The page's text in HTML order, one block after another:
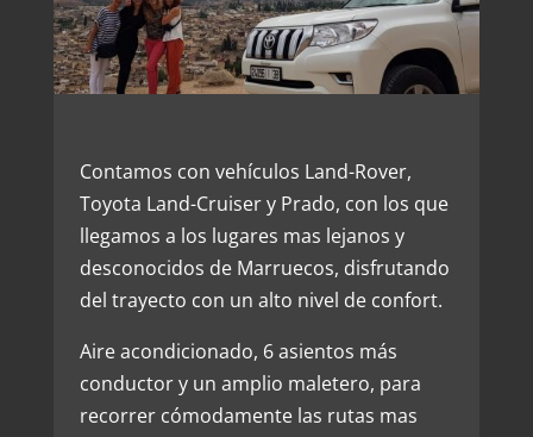
Contamos con vehículos Land-Rover,
Toyota Land-Cruiser y Prado, con los que
llegamos a los lugares mas lejanos y
desconocidos de Marruecos, disfrutando
del trayecto con un alto nivel de confort.
Aire acondicionado, 6 asientos más
conductor y un amplio maletero, para
recorrer cómodamente las rutas mas